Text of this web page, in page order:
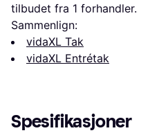
tilbudet fra 1 forhandler.
Sammenlign:
vidaXL Tak
vidaXL Entrétak
Spesifikasjoner